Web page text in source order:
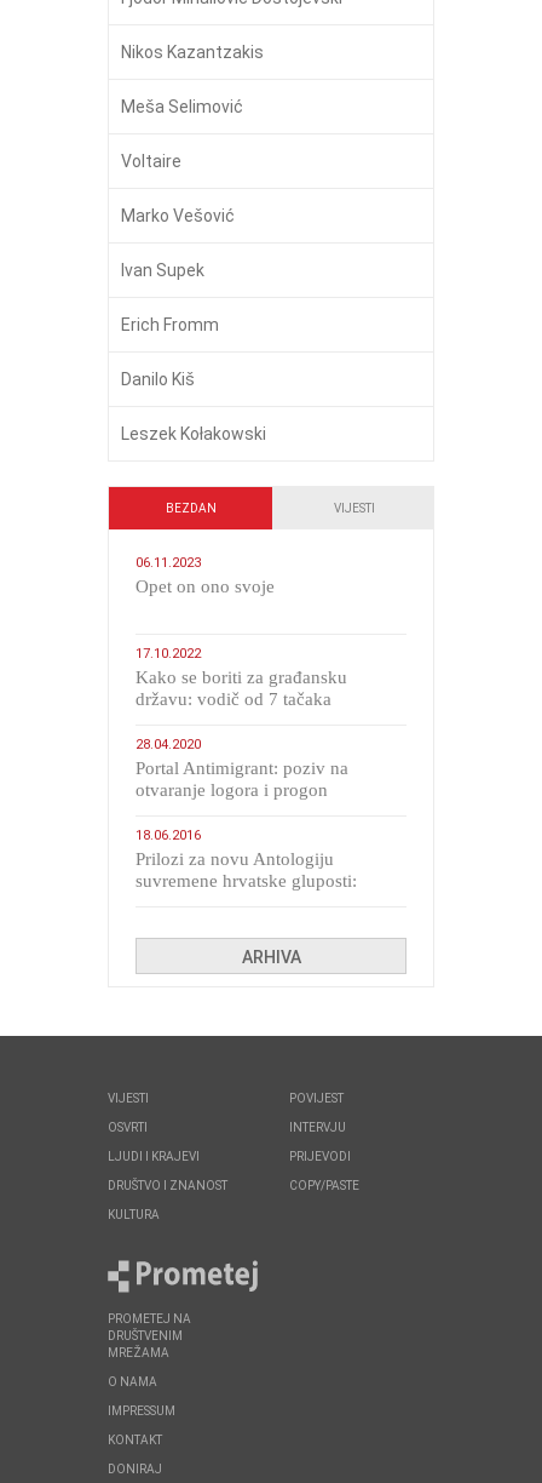
Nikos Kazantzakis
Meša Selimović
Voltaire
Marko Vešović
Ivan Supek
Erich Fromm
Danilo Kiš
Leszek Kołakowski
BEZDAN VIJESTI
06.11.2023
​Opet on ono svoje
17.10.2022
Kako se boriti za građansku
državu: vodič od 7 tačaka
28.04.2020
Portal Antimigrant: poziv na
otvaranje logora i progon
18.06.2016
Prilozi za novu Antologiju
suvremene hrvatske gluposti:
ARHIVA
VIJESTI
OSVRTI
LJUDI I KRAJEVI
DRUŠTVO I ZNANOST
KULTURA
POVIJEST
INTERVJU
PRIJEVODI
COPY/PASTE
PROMETEJ NA
DRUŠTVENIM
MREŽAMA
O NAMA
IMPRESSUM
KONTAKT
DONIRAJ